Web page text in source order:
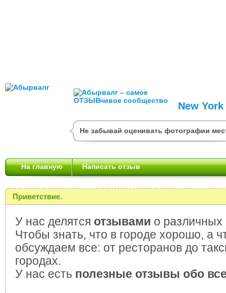
New York
Не забывай оценивать фотографии
На главную Написать отзыв
Приветствие.
У нас делятся отзывами о различных
Чтобы знать, что в городе хорошо, а
обсуждаем все: от ресторанов до
городах.
У нас есть полезные отзывы обо